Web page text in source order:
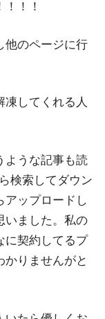
！！
他のページに行
凍してくれる人
ような記事も読
検索してダウン
アップロードし
いました。私の
に契約してるプ
かりませんがと